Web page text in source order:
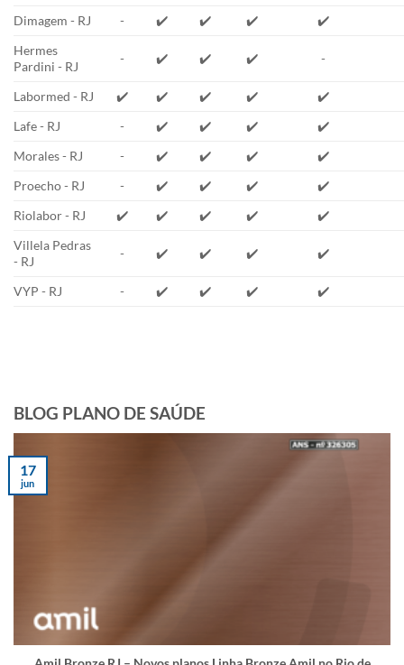
Dimagem - RJ
- ✔️ ✔️ ✔️
✔️
Hermes
Pardini - RJ
- ✔️ ✔️ ✔️ -
Labormed - RJ ✔️ ✔️ ✔️ ✔️
✔️
Lafe - RJ
- ✔️ ✔️ ✔️
✔️
Morales - RJ
- ✔️ ✔️ ✔️
✔️
Proecho - RJ
- ✔️ ✔️ ✔️
✔️
Riolabor - RJ
✔️ ✔️ ✔️ ✔️
✔️
Villela Pedras
- RJ
- ✔️ ✔️ ✔️ ✔️
VYP - RJ - ✔️ ✔️ ✔️ ✔️
BLOG PLANO DE SAÚDE
17
jun